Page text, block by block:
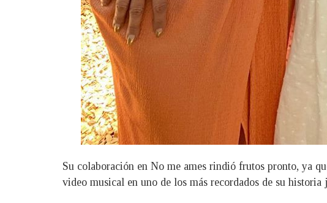
Su colaboración en No me ames rindió frutos pronto, ya
video musical en uno de los más recordados de su historia